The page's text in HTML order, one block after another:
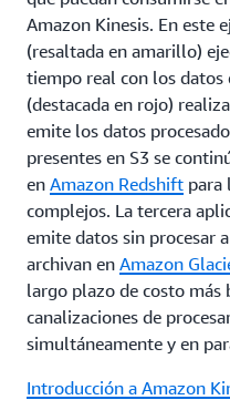
Amazon Kinesis. En este
(resaltada en amarillo)
tiempo real con los
(destacada en rojo)
emite los datos
presentes en S3 se
en Amazon Redshift para
complejos. La tercera
emite datos sin procesar
archivan en Amazon
largo plazo de costo más
canalizaciones de
simultáneamente y en
Introducción a Amazon